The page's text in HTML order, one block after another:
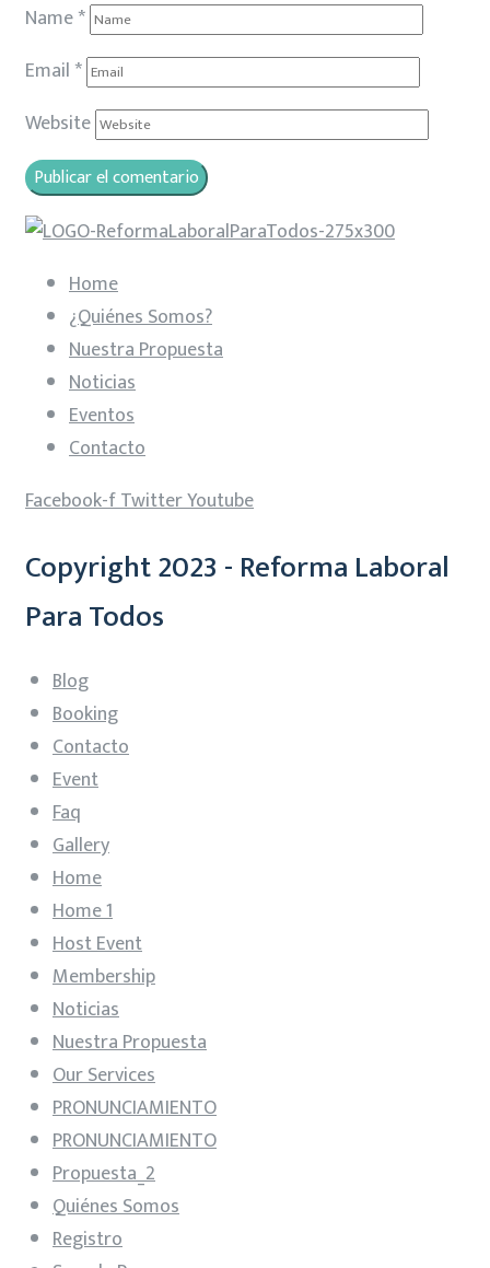
Name*
Email *
Website
Home
¿Quiénes Somos?
Nuestra Propuesta
Noticias
Eventos
Contacto
Facebook-fTwitterYoutube
Copyright 2023 - Reforma Laboral
Para Todos
Blog
Booking
Contacto
Event
Faq
Gallery
Home
Home 1
Host Event
Membership
Noticias
Nuestra Propuesta
Our Services
PRONUNCIAMIENTO
PRONUNCIAMIENTO
Propuesta_2
Quiénes Somos
Registro